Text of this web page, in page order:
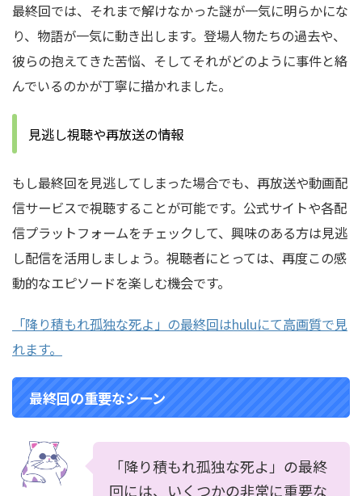
最終回では、それまで解けなかった謎が一気に明らかにな
り、物語が一気に動き出します。登場人物たちの過去や、
彼らの抱えてきた苦悩、そしてそれがどのように事件と絡
んでいるのかが丁寧に描かれました。
見逃し視聴や再放送の情報
もし最終回を見逃してしまった場合でも、再放送や動画配
信サービスで視聴することが可能です。公式サイトや各配
信プラットフォームをチェックして、興味のある方は見逃
し配信を活用しましょう。視聴者にとっては、再度この感
動的なエピソードを楽しむ機会です。
「降り積もれ孤独な死よ」の最終回はhuluにて高画質で見
れます。
最終回の重要なシーン
「降り積もれ孤独な死よ」の最終
回には、いくつかの非常に重要な